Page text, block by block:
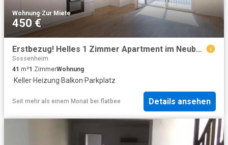
Wohnung·Zur Miete
450 €
Erstbezug! Helles 1 Zimmer Apartment im Neubau!
Sossenheim
41 m²1 ZimmerWohnung
·Keller·Heizung·Balkon·Parkplatz
Seit mehr als einem Monat bei flatbee Details ansehen